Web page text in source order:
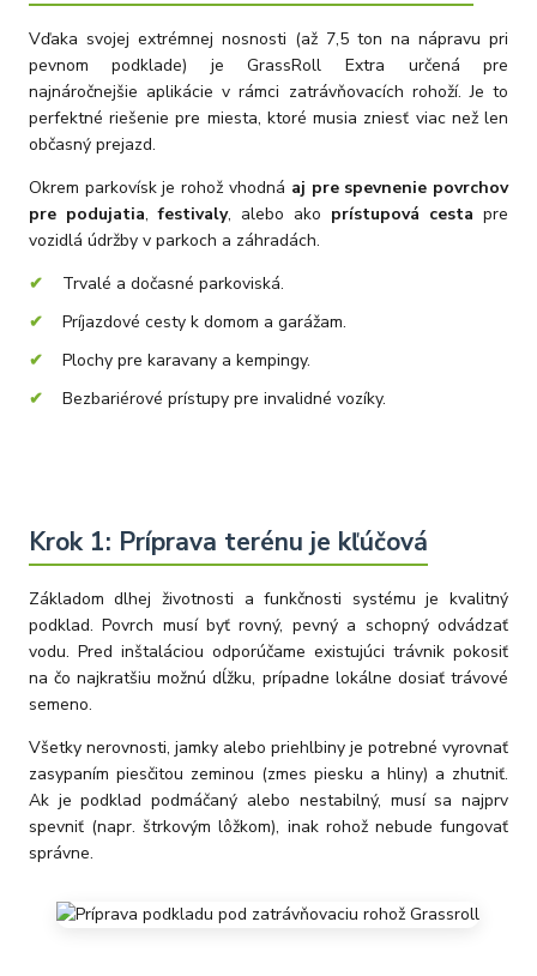
Vďaka svojej extrémnej nosnosti (až 7,5 ton na nápravu pri
pevnom podklade) je GrassRoll Extra určená pre
najnáročnejšie aplikácie v rámci zatrávňovacích rohoží. Je to
perfektné riešenie pre miesta, ktoré musia zniesť viac než len
občasný prejazd.
Okrem parkovísk je rohož vhodná aj pre spevnenie povrchov
pre podujatia,festivaly, alebo ako prístupová cesta pre
vozidlá údržby v parkoch a záhradách.
Trvalé a dočasné parkoviská.
Príjazdové cesty k domom a garážam.
Plochy pre karavany a kempingy.
Bezbariérové prístupy pre invalidné vozíky.
Krok 1: Príprava terénu je kľúčová
Základom dlhej životnosti a funkčnosti systému je kvalitný
podklad. Povrch musí byť rovný, pevný a schopný odvádzať
vodu. Pred inštaláciou odporúčame existujúci trávnik pokosiť
na čo najkratšiu možnú dĺžku, prípadne lokálne dosiať trávové
semeno.
Všetky nerovnosti, jamky alebo priehlbiny je potrebné vyrovnať
zasypaním piesčitou zeminou (zmes piesku a hliny) a zhutniť.
Ak je podklad podmáčaný alebo nestabilný, musí sa najprv
spevniť (napr. štrkovým lôžkom), inak rohož nebude fungovať
správne.